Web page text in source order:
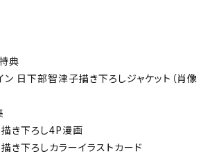
典
ン 日下部智津子描き下ろしジャケット（肖像
描き下ろし4P漫画
き下ろしカラーイラストカード